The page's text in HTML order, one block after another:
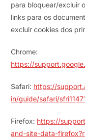
para bloquear/excluir
links para os
excluir cookies dos
Chrome:
https://
Safari: https://
in/guide/safari/
Firefox: https://
and-site-data-